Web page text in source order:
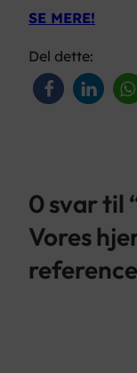
SE MERE!
Del dette:
0 svar til
Vores